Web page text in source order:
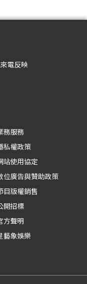
電反映
務服務
私權政策
站使用協定
位廣告與贊助政策
目版權銷售
開招標
方聲明
藝象娛樂